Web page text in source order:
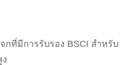
กที่มีการรับรอง BSCI สําหรับ